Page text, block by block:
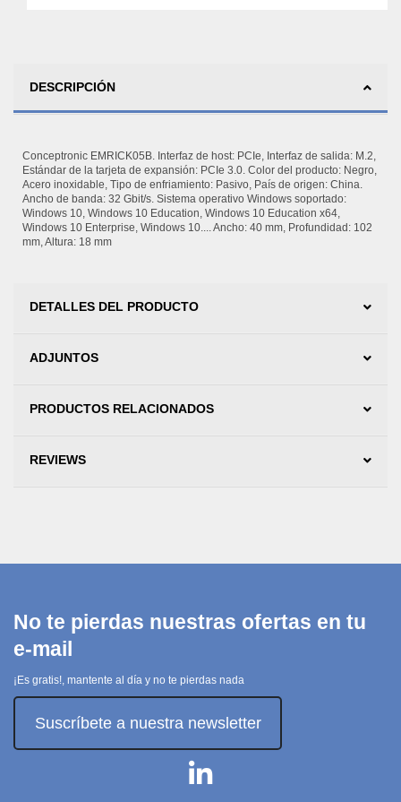
DESCRIPCIÓN
Conceptronic EMRICK05B. Interfaz de host: PCIe, Interfaz de salida: M.2,
Estándar de la tarjeta de expansión: PCIe 3.0. Color del producto: Negro,
Acero inoxidable, Tipo de enfriamiento: Pasivo, País de origen: China.
Ancho de banda: 32 Gbit/s. Sistema operativo Windows soportado:
Windows 10, Windows 10 Education, Windows 10 Education x64,
Windows 10 Enterprise, Windows 10.... Ancho: 40 mm, Profundidad: 102
mm, Altura: 18 mm
DETALLES DEL PRODUCTO
ADJUNTOS
PRODUCTOS RELACIONADOS
REVIEWS
No te pierdas nuestras ofertas en tu
e-mail
¡Es gratis!, mantente al día y no te pierdas nada
Suscríbete a nuestra newsletter